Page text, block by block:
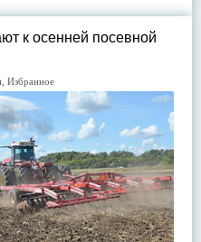
к осенней посевной
Избранное